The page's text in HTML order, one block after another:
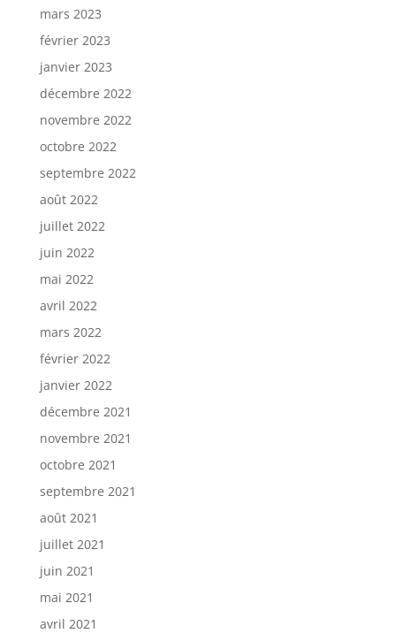
mars 2023
février 2023
janvier 2023
décembre 2022
novembre 2022
octobre 2022
septembre 2022
août 2022
juillet 2022
juin 2022
mai 2022
avril 2022
mars 2022
février 2022
janvier 2022
décembre 2021
novembre 2021
octobre 2021
septembre 2021
août 2021
juillet 2021
juin 2021
mai 2021
avril 2021